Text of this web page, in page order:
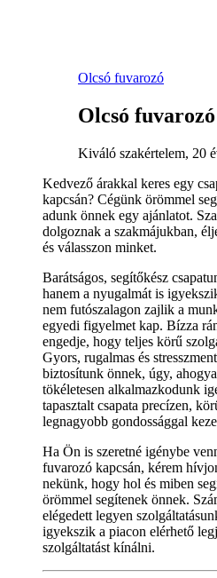
Olcsó fuvarozó
Olcsó
Kiváló szakértelem, 20
Kedvező árakkal keres egy
kapcsán? Cégünk örömmel
adunk önnek egy ajánlatot.
dolgoznak a szakmájukban,
és válasszon minket.
Barátságos, segítőkész
hanem a nyugalmát is
nem futószalagon zajlik a
egyedi figyelmet kap. Bízza
engedje, hogy teljes körű
Gyors, rugalmas és
biztosítunk önnek, úgy,
tökéletesen alkalmazkodunk
tapasztalt csapata precízen,
legnagyobb gondossággal
Ha Ön is szeretné igénybe
fuvarozó kapcsán, kérem
nekünk, hogy hol és miben
örömmel segítenek önnek.
elégedett legyen
igyekszik a piacon elérhető
szolgáltatást kínálni.